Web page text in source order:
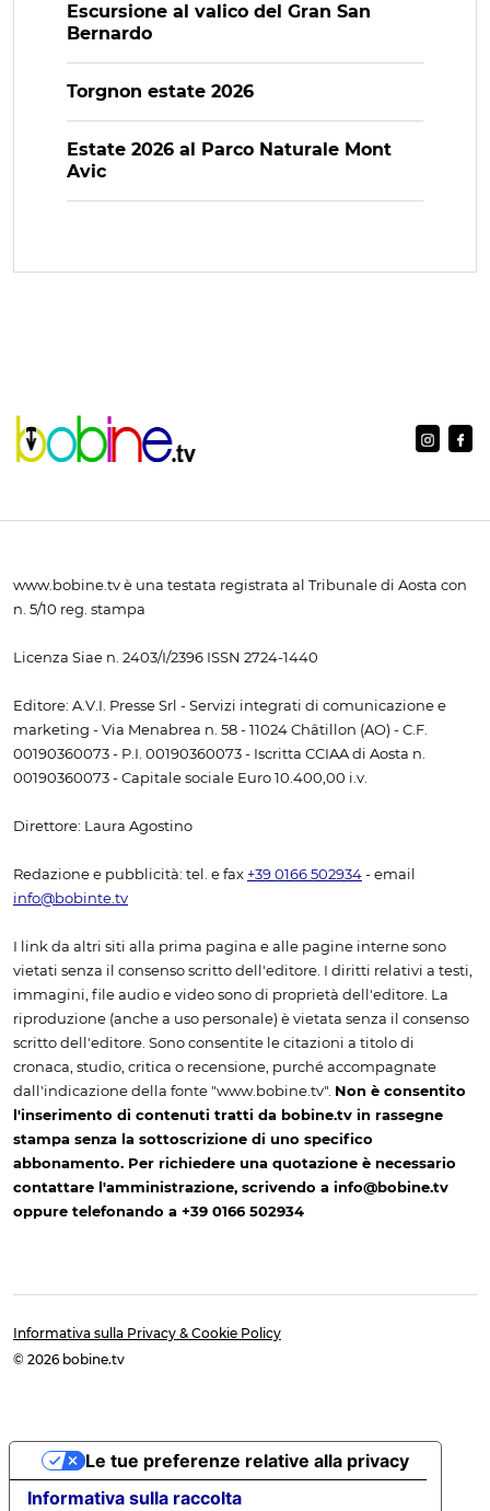
Escursione al valico del Gran San
Bernardo
Torgnon estate 2026
Estate 2026 al Parco Naturale Mont
Avic
www.bobine.tv è una testata registrata al Tribunale di Aosta con
n. 5/10 reg. stampa
Licenza Siae n. 2403/I/2396 ISSN 2724-1440
Editore: A.V.I. Presse Srl - Servizi integrati di comunicazione e
marketing - Via Menabrea n. 58 - 11024 Châtillon (AO) - C.F.
00190360073 - P.I. 00190360073 - Iscritta CCIAA di Aosta n.
00190360073 - Capitale sociale Euro 10.400,00 i.v.
Direttore: Laura Agostino
Redazione e pubblicità: tel. e fax +39 0166 502934 - email
info@bobinte.tv
I link da altri siti alla prima pagina e alle pagine interne sono
vietati senza il consenso scritto dell'editore. I diritti relativi a testi,
immagini, file audio e video sono di proprietà dell'editore. La
riproduzione (anche a uso personale) è vietata senza il consenso
scritto dell'editore. Sono consentite le citazioni a titolo di
cronaca, studio, critica o recensione, purché accompagnate
dall'indicazione della fonte "www.bobine.tv". Non è consentito
l'inserimento di contenuti tratti da bobine.tv in rassegne
stampa senza la sottoscrizione di uno specifico
abbonamento. Per richiedere una quotazione è necessario
contattare l'amministrazione, scrivendo a info@bobine.tv
oppure telefonando a +39 0166 502934
Informativa sulla Privacy & Cookie Policy
© 2026 bobine.tv
Informativa sulla raccolta
Le tue preferenze relative alla privacy